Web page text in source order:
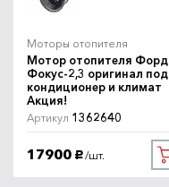
Моторы отопителя
Мотор отопителя Форд
Фокус-2,3 оригинал под
кондиционер и климат
Акция!
Артикул 1362640
17900 руб. /шт.